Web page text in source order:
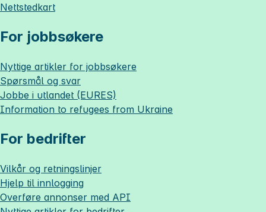
Nettstedkart
For jobbsøkere
Nyttige artikler for jobbsøkere
Spørsmål og svar
Jobbe i utlandet (EURES)
Information to refugees from Ukraine
For bedrifter
Vilkår og retningslinjer
Hjelp til innlogging
Overføre annonser med API